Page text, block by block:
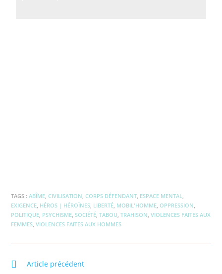
TAGS :ABÎME, CIVILISATION, CORPS DÉFENDANT, ESPACE MENTAL,
EXIGENCE, HÉROS | HÉROÏNES, LIBERTÉ, MOBIL'HOMME, OPPRESSION,
POLITIQUE, PSYCHISME, SOCIÉTÉ, TABOU, TRAHISON, VIOLENCES FAITES AUX
FEMMES, VIOLENCES FAITES AUX HOMMES
Article précédent